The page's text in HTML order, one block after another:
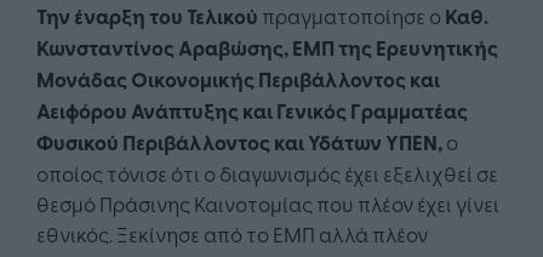
Την έναρξη του Τελικού πραγματοποίησε ο Καθ.
Κωνσταντίνος Αραβώσης,ΕΜΠ της Ερευνητικής
Μονάδας Οικονομικής Περιβάλλοντος και
Αειφόρου Ανάπτυξης και Γενικός Γραμματέας
Φυσικού Περιβάλλοντος και Υδάτων ΥΠΕΝ,ο
οποίος τόνισε ότι o διαγωνισμός έχει εξελιχθεί σε
θεσμό Πράσινης Καινοτομίας που πλέον έχει γίνει
εθνικός. Ξεκίνησε από το ΕΜΠ αλλά πλέον